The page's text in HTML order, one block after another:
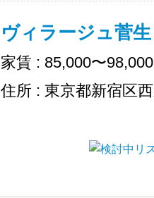
ヴィラージュ菅生
家賃 : 85,000〜
住所 : 東京都新宿区